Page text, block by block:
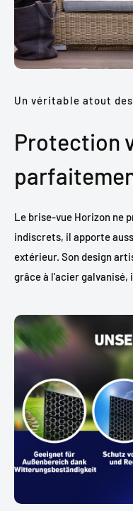
Un véritable atout
Protection
Le brise-vue Horizon ne
indiscrets, il apporte
extérieur. Son design
grâce à l'acier galvanisé,